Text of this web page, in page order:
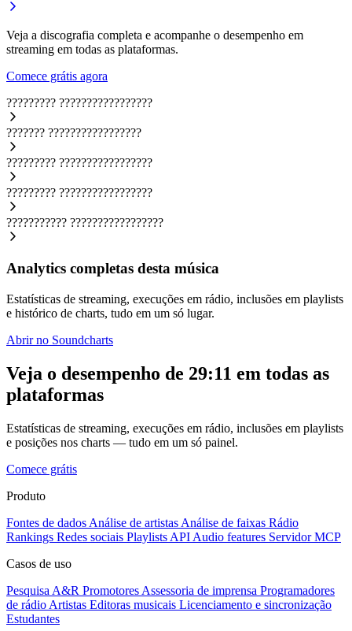
Veja a discografia completa e acompanhe o desempenho em
streaming em todas as plataformas.
Comece grátis agora
????????? ?????????????????
??????? ?????????????????
????????? ?????????????????
????????? ?????????????????
??????????? ?????????????????
Analytics completas desta música
Estatísticas de streaming, execuções em rádio, inclusões em playlists
e histórico de charts, tudo em um só lugar.
Abrir no Soundcharts
Veja o desempenho de 29:11 em todas as
plataformas
Estatísticas de streaming, execuções em rádio, inclusões em playlists
e posições nos charts — tudo em um só painel.
Comece grátis
Produto
Fontes de dados Análise de artistas Análise de faixas Rádio
Rankings Redes sociais Playlists API Audio features Servidor MCP
Casos de uso
Pesquisa A&R Promotores Assessoria de imprensa Programadores
de rádio Artistas Editoras musicais Licenciamento e sincronização
Estudantes